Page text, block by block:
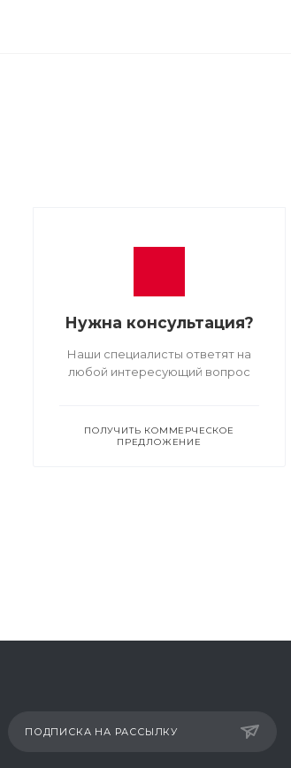
Нужна консультация?
Наши специалисты ответят на
любой интересующий вопрос
ПОЛУЧИТЬ КОММЕРЧЕСКОЕ
ПРЕДЛОЖЕНИЕ
ПОДПИСКА НА РАССЫЛКУ